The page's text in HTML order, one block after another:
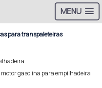
MENU
para transpaleteiras
motor gasolina para empilhadeira